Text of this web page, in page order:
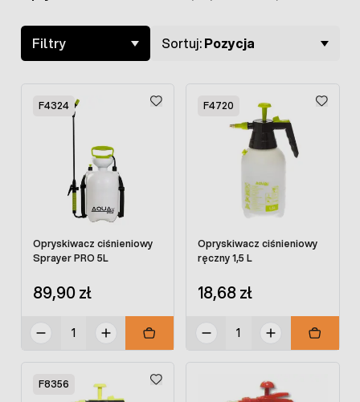
Filtry Sortuj:Pozycja
F4324
Opryskiwacz ciśnieniowy
Sprayer PRO 5L
89,90 zł
F4720
Opryskiwacz ciśnieniowy
ręczny 1,5 L
18,68 zł
F8356